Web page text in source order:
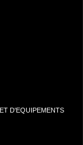
D'EQUIPEMENTS